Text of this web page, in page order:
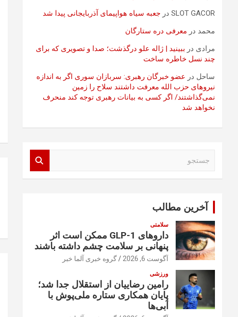
SLOT GACOR در جعبه سیاه هواپیمای آذربایجانی پیدا شد
محمد در معرفی دره ستارگان
مرادی در ببینید | ژاله علو درگذشت؛ صدا و تصویری که برای
چند نسل خاطره ساخت
ساحل در عضو خبرگان رهبری: سربازان سوری اگر به اندازه
نیروهای حزب الله معرفت داشتند سلاح را زمین
نمی‌گذاشتند/ اگر کسی به بیانات رهبری توجه کند منحرف
نخواهد شد
آخرین مطالب
سلامتی
داروهای GLP-1 ممکن است اثر
پنهانی بر سلامت چشم داشته باشند
آگوست 6, 2026 گروه خبری آلما خبر
ورزشی
رامین رضاییان از استقلال جدا شد؛
پایان همکاری ستاره ملی‌پوش با
آبی‌ها